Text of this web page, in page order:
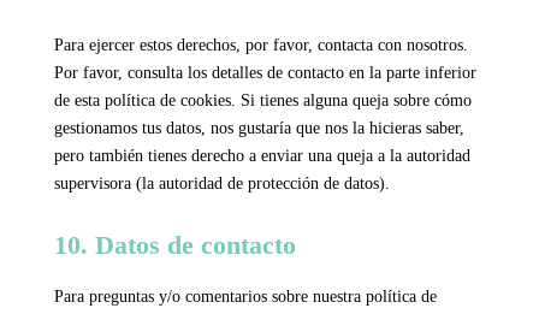
Para ejercer estos derechos, por favor, contacta con nosotros.
Por favor, consulta los detalles de contacto en la parte inferior
de esta política de cookies. Si tienes alguna queja sobre cómo
gestionamos tus datos, nos gustaría que nos la hicieras saber,
pero también tienes derecho a enviar una queja a la autoridad
supervisora (la autoridad de protección de datos).
10. Datos de contacto
Para preguntas y/o comentarios sobre nuestra política de